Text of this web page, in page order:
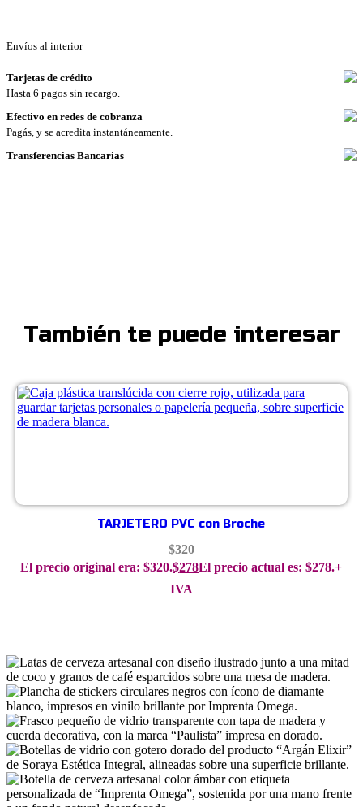
Envíos al interior
Tarjetas de crédito
Hasta 6 pagos sin recargo.
Efectivo en redes de cobranza
Pagás, y se acredita instantáneamente.
Transferencias Bancarias
También te puede interesar
TARJETERO PVC con Broche
$320
El precio original era: $320.$278El precio actual es: $278.+
IVA